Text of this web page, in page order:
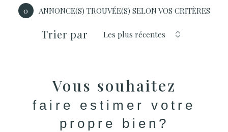
0 ANNONCE(S) TROUVÉE(S) SELON VOS CRITÈRES
Trier par Les plus récentes
Vous souhaitez
faire estimer votre
propre bien?